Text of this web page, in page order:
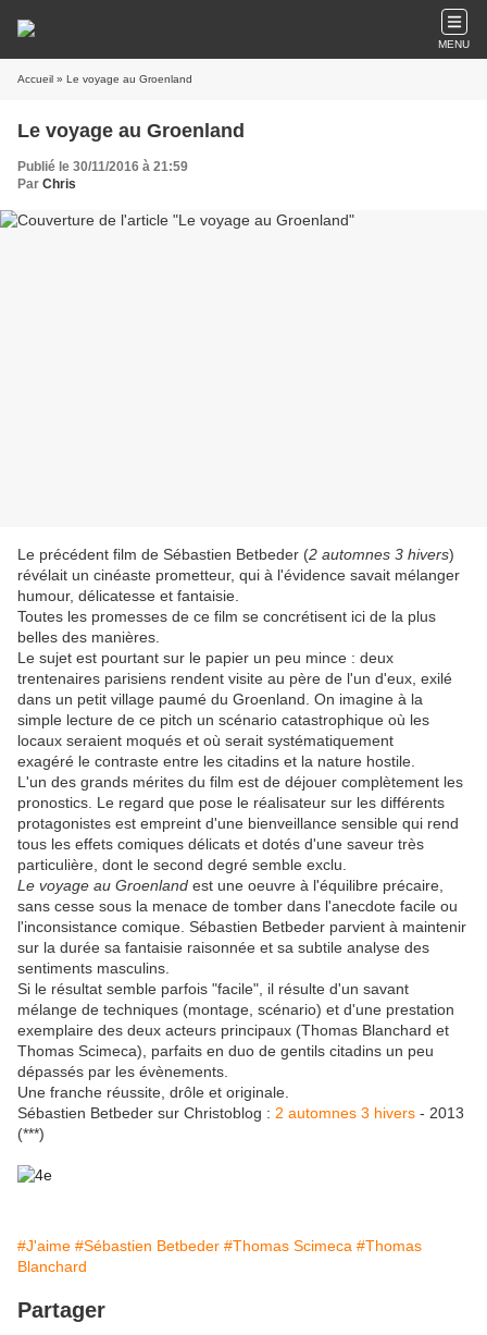
MENU
Accueil » Le voyage au Groenland
Le voyage au Groenland
Publié le 30/11/2016 à 21:59
Par Chris
Le précédent film de Sébastien Betbeder (2 automnes 3 hivers)
révélait un cinéaste prometteur, qui à l'évidence savait mélanger
humour, délicatesse et fantaisie.
Toutes les promesses de ce film se concrétisent ici de la plus
belles des manières.
Le sujet est pourtant sur le papier un peu mince : deux
trentenaires parisiens rendent visite au père de l'un d'eux, exilé
dans un petit village paumé du Groenland. On imagine à la
simple lecture de ce pitch un scénario catastrophique où les
locaux seraient moqués et où serait systématiquement
exagéré le contraste entre les citadins et la nature hostile.
L'un des grands mérites du film est de déjouer complètement les
pronostics. Le regard que pose le réalisateur sur les différents
protagonistes est empreint d'une bienveillance sensible qui rend
tous les effets comiques délicats et dotés d'une saveur très
particulière, dont le second degré semble exclu.
Le voyage au Groenland est une oeuvre à l'équilibre précaire,
sans cesse sous la menace de tomber dans l'anecdote facile ou
l'inconsistance comique. Sébastien Betbeder parvient à maintenir
sur la durée sa fantaisie raisonnée et sa subtile analyse des
sentiments masculins.
Si le résultat semble parfois "facile", il résulte d'un savant
mélange de techniques (montage, scénario) et d'une prestation
exemplaire des deux acteurs principaux (Thomas Blanchard et
Thomas Scimeca), parfaits en duo de gentils citadins un peu
dépassés par les évènements.
Une franche réussite, drôle et originale.
Sébastien Betbeder sur Christoblog : 2 automnes 3 hivers - 2013
(***)
#J'aime #Sébastien Betbeder #Thomas Scimeca #Thomas
Blanchard
Partager